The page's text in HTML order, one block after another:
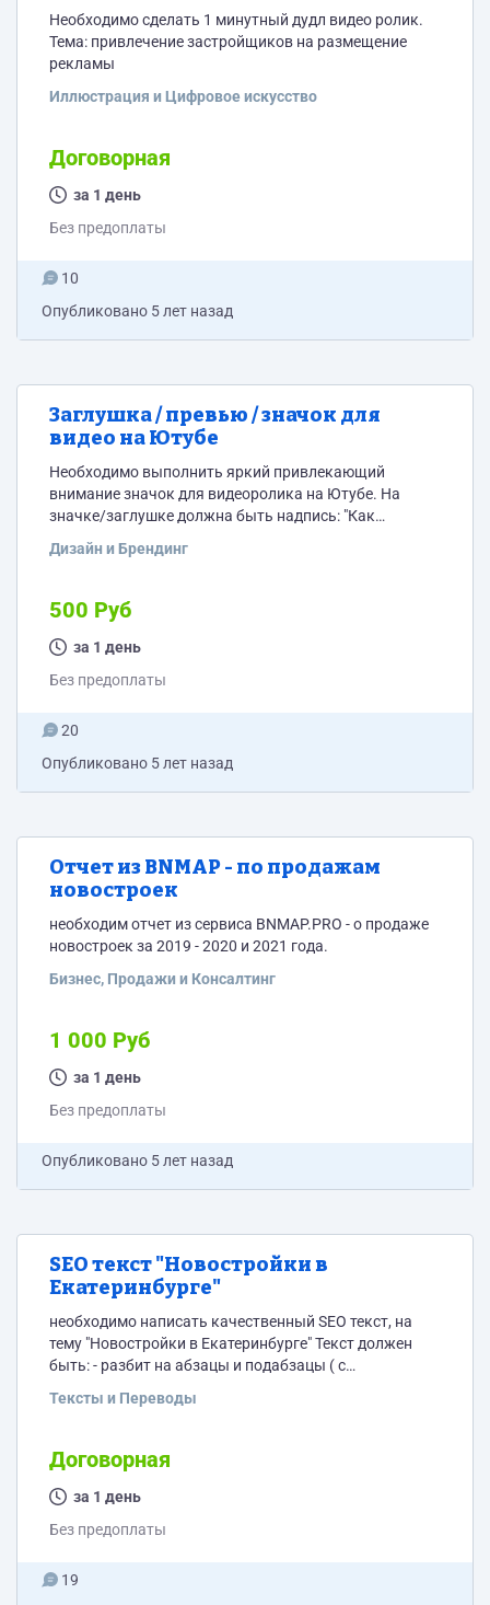
Необходимо сделать 1 минутный дудл видео ролик.
Тема: привлечение застройщиков на размещение
рекламы
Иллюстрация и Цифровое искусство
Договорная
за 1 день
Без предоплаты
10
Опубликовано 5 лет назад
Заглушка / превью / значок для
видео на Ютубе
Необходимо выполнить яркий привлекающий
внимание значок для видеоролика на Ютубе. На
значке/заглушке должна быть надпись: "Как
правильно выбрать новостройку" 11 правил
Дизайн и Брендинг
500 Руб
за 1 день
Без предоплаты
20
Опубликовано 5 лет назад
Отчет из BNMAP - по продажам
новостроек
необходим отчет из сервиса BNMAP.PRO - о продаже
новостроек за 2019 - 2020 и 2021 года.
Бизнес, Продажи и Консалтинг
1 000 Руб
за 1 день
Без предоплаты
Опубликовано 5 лет назад
SEO текст "Новостройки в
Екатеринбурге"
необходимо написать качественный SEO текст, на
тему "Новостройки в Екатеринбурге" Текст должен
быть: - разбит на абзацы и подабзацы ( с
использование ключевых слов - имеются 1-2 ключа в
-каждые 3-7 абзацев разделены подзаголовками H2
Требования к тексту: - уникальность не менее 99 % -
Тексты и Переводы
Договорная
за 1 день
Без предоплаты
19